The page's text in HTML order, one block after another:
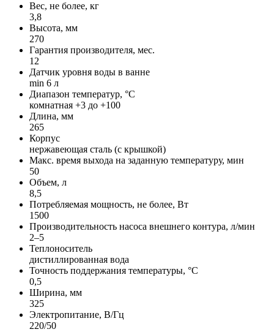
Вес, не более, кг
3,8
Высота, мм
270
Гарантия производителя, мес.
12
Датчик уровня воды в ванне
min 6 л
Диапазон температур, °С
комнатная +3 до +100
Длина, мм
265
Корпус
нержавеющая сталь (с крышкой)
Макс. время выхода на заданную температуру, мин
50
Объем, л
8,5
Потребляемая мощность, не более, Вт
1500
Производительность насоса внешнего контура, л/мин
2–5
Теплоноситель
дистиллированная вода
Точность поддержания температуры, °С
0,5
Ширина, мм
325
Электропитание, В/Гц
220/50